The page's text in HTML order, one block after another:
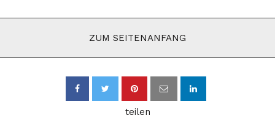
ZUM SEITENANFANG
teilen